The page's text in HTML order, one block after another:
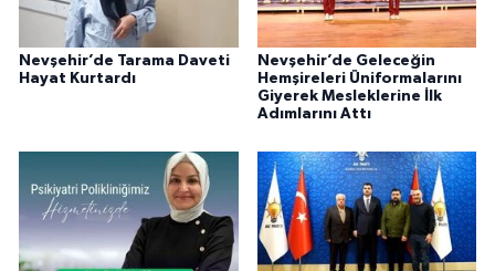
Nevşehir’de Tarama Daveti
Hayat Kurtardı
Nevşehir’de Geleceğin
Hemşireleri Üniformalarını
Giyerek Mesleklerine İlk
Adımlarını Attı